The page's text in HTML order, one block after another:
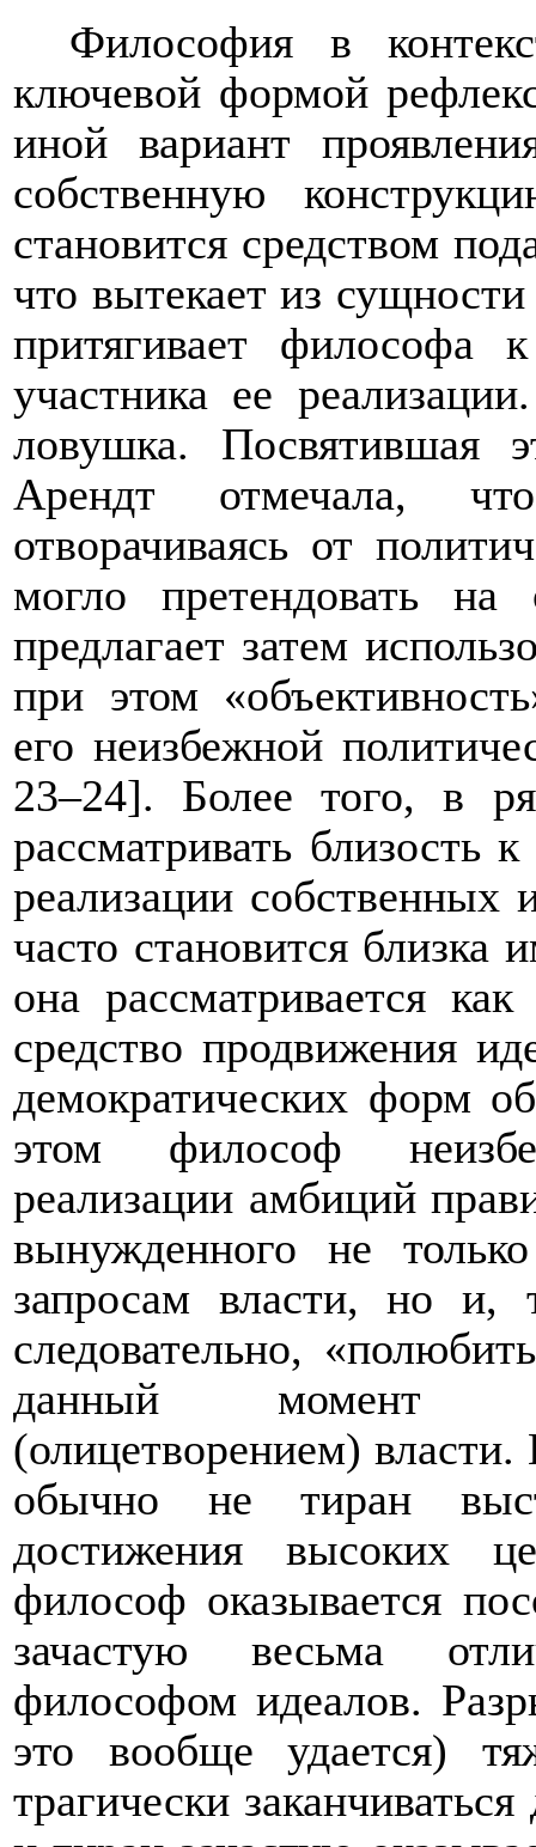
Философия в
ключевой формой
иной вариант
собственную
становится средством
что вытекает из
притягивает философа
участника ее реализации.
ловушка. Посвятившая
Арендт отмечала,
отворачиваясь от
могло претендовать
предлагает затем
при этом
его неизбежной
23‒24]. Более того, в
рассматривать близость
реализации
часто становится близка
она рассматривается
средство продвижения
демократических форм
этом философ
реализации амбиций
вынужденного не
запросам власти, но и,
следовательно,
данный момент
(олицетворением)
обычно не тиран
достижения высоких
философ оказывается
зачастую весьма
философом идеалов.
это вообще удается)
трагически